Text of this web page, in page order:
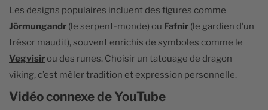
Les designs populaires incluent des figures comme
Jörmungandr (le serpent-monde) ou Fafnir (le gardien d’un
trésor maudit), souvent enrichis de symboles comme le
Vegvisir ou des runes. Choisir un tatouage de dragon
viking, c’est mêler tradition et expression personnelle.
Vidéo connexe de YouTube